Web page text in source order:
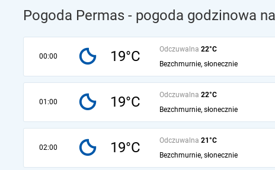
Pogoda Permas - pogoda godzinowa
00:00 19°C Odczuwalna 22°C
Bezchmurnie, słonecznie
01:00 19°C Odczuwalna 22°C
Bezchmurnie, słonecznie
02:00 19°C Odczuwalna 21°C
Bezchmurnie, słonecznie